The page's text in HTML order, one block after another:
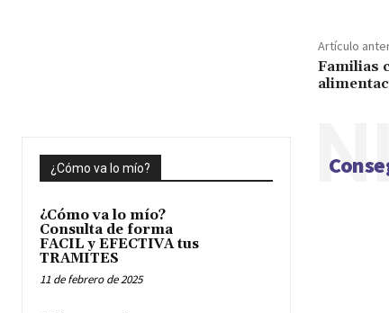
Artículo
Familias
¿Cómo va lo mío?
¿Cómo va lo mío?
Consulta de forma
FACIL y EFECTIVA tus
TRAMITES
11 de febrero de 2025